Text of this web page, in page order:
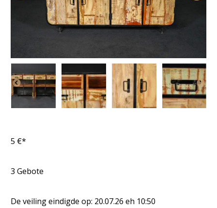
5 €*
3 Gebote
De veiling eindigde op: 20.07.26 eh 10:50